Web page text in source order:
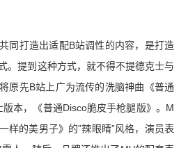
同打造出适配B站调性的内容，是打造
。提到这种方式，就不得不提德克士与
原先B站上广为流传的洗脑神曲《普通
本，《普通Disco脆皮手枪腿版》。M
样的美男子》的”辣眼睛”风格，演员表